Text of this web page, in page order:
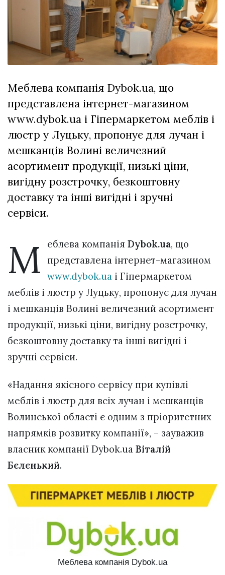
XIX
Спартакіада
VolWe...
29 Липня 2026
541 переглядів
Всі розділи
Лайф
Афіша
ZONE 18+
Політика конфіденційності
Меблева компанія Dybok.ua, що
представлена інтернет-магазином
www.dybok.ua і Гіпермаркетом меблів і
люстр у Луцьку, пропонує для лучан і
мешканців Волині величезний
асортимент продукції, низькі ціни,
вигідну розстрочку, безкоштовну
доставку та інші вигідні і зручні
сервіси.
М еблева компаніяDybok.ua, що
представлена інтернет-магазином
www.dybok.ua і Гіпермаркетом
меблів і люстр у Луцьку, пропонує для лучан
і мешканців Волині величезний асортимент
продукції, низькі ціни, вигідну розстрочку,
безкоштовну доставку та інші вигідні і
зручні сервіси.
«Надання якісного сервісу при купівлі
меблів і люстр для всіх лучан і мешканців
Волинської області є одним з пріоритетних
напрямків розвитку компанії», – зауважив
власник компанії Dybok.ua Віталій
Бєлєнький.
Меблева компанія Dybok.ua